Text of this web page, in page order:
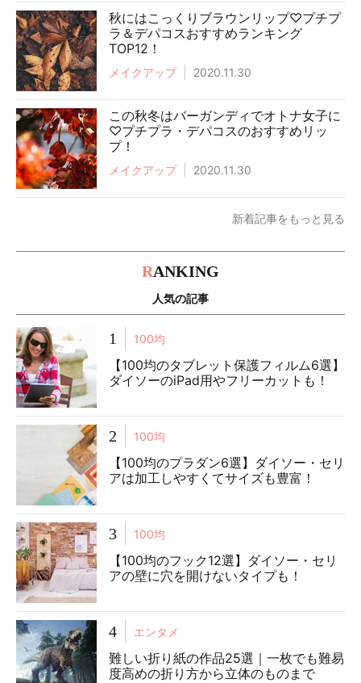
秋にはこっくりブラウンリップ♡プチプ
ラ＆デパコスおすすめランキング
TOP12！
メイクアップ 2020.11.30
この秋冬はバーガンディでオトナ女子に
♡プチプラ・デパコスのおすすめリッ
プ！
メイクアップ 2020.11.30
新着記事をもっと見る
RANKING
人気の記事
1 100均
【100均のタブレット保護フィルム6選】
ダイソーのiPad用やフリーカットも！
2 100均
【100均のプラダン6選】ダイソー・セリ
アは加工しやすくてサイズも豊富！
3 100均
【100均のフック12選】ダイソー・セリ
アの壁に穴を開けないタイプも！
4 エンタメ
難しい折り紙の作品25選｜一枚でも難易
度高めの折り方から立体のものまで